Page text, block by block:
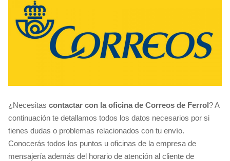
¿Necesitas contactar con la oficina de Correos de Ferrol? A
continuación te detallamos todos los datos necesarios por si
tienes dudas o problemas relacionados con tu envío.
Conocerás todos los puntos u oficinas de la empresa de
mensajería además del horario de atención al cliente de